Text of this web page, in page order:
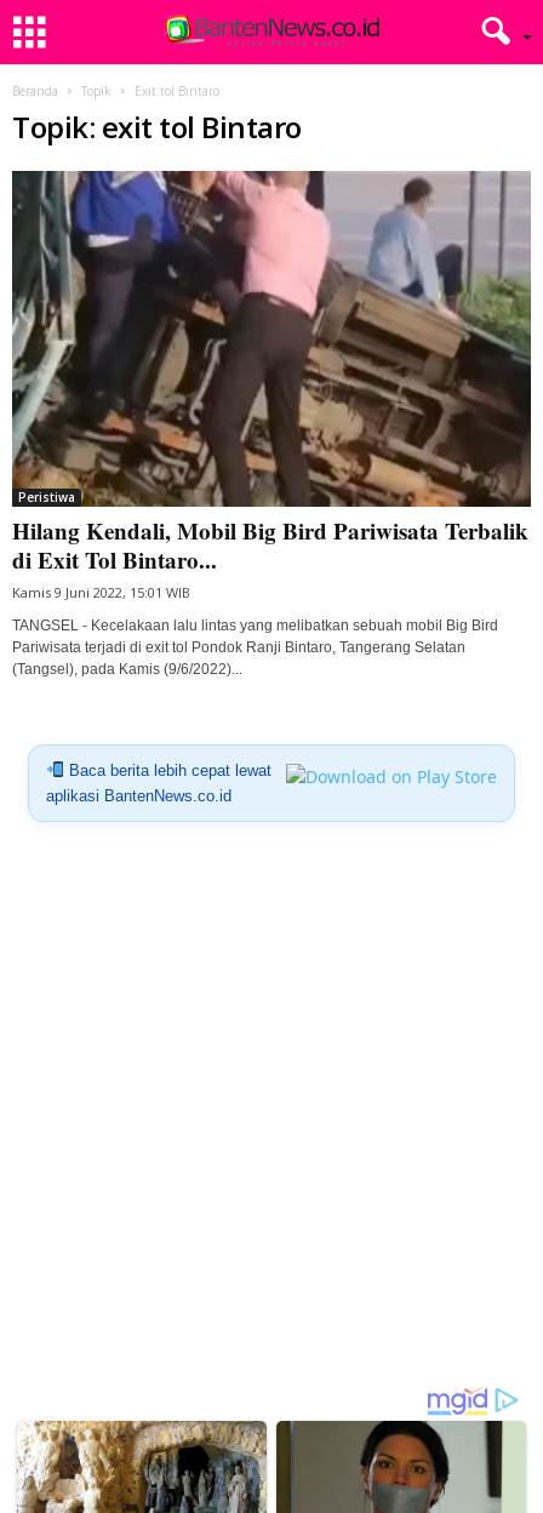
Beranda Topik Exit tol Bintaro
Topik: exit tol Bintaro
Peristiwa
Hilang Kendali, Mobil Big Bird Pariwisata Terbalik
di Exit Tol Bintaro...
Kamis 9 Juni 2022, 15:01 WIB
TANGSEL - Kecelakaan lalu lintas yang melibatkan sebuah mobil Big Bird
Pariwisata terjadi di exit tol Pondok Ranji Bintaro, Tangerang Selatan
(Tangsel), pada Kamis (9/6/2022)...
Baca berita lebih cepat lewat
aplikasi BantenNews.co.id